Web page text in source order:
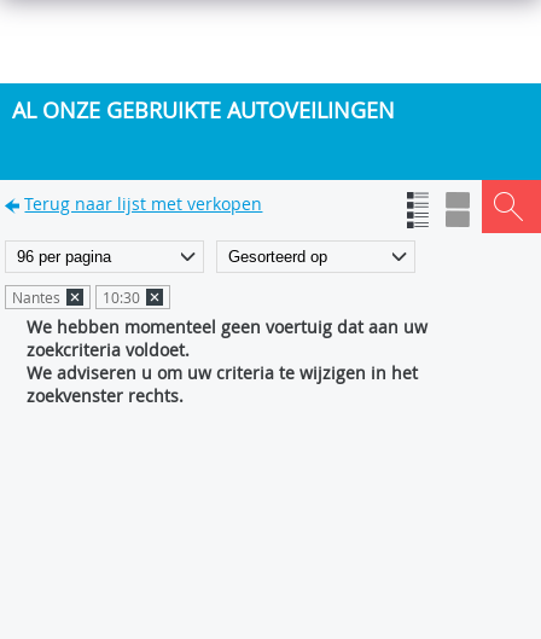
AL ONZE GEBRUIKTE AUTOVEILINGEN
Terug naar lijst met verkopen
Nantes 10:30
We hebben momenteel geen voertuig dat aan uw
zoekcriteria voldoet.
We adviseren u om uw criteria te wijzigen in het
zoekvenster rechts.